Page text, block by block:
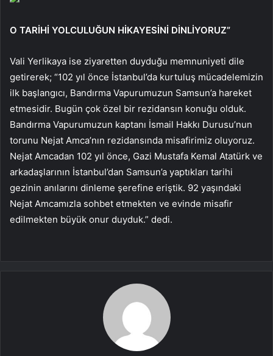
O TARİHİ YOLCULUĞUN HİKAYESİNİ DİNLİYORUZ”
Vali Yerlikaya ise ziyaretten duyduğu memnuniyeti dile
getirerek; “102 yıl önce İstanbul’da kurtuluş mücadelemizin
ilk başlangıcı, Bandırma Vapurumuzun Samsun’a hareket
etmesidir. Bugün çok özel bir rezidansın konuğu olduk.
Bandırma Vapurumuzun kaptanı İsmail Hakkı Durusu’nun
torunu Nejat Amca’nın rezidansında misafirimiz oluyoruz.
Nejat Amcadan 102 yıl önce, Gazi Mustafa Kemal Atatürk ve
arkadaşlarının İstanbul’dan Samsun’a yaptıkları tarihi
gezinin anılarını dinleme şerefine eriştik. 92 yaşındaki
Nejat Amcamızla sohbet etmekten ve evinde misafir
edilmekten büyük onur duyduk.” dedi.